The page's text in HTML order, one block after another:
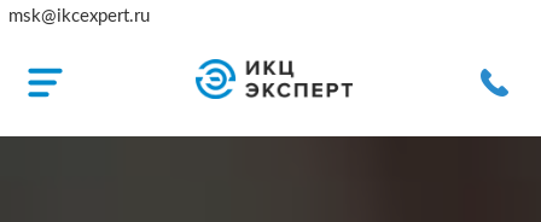
msk@ikcexpert.ru